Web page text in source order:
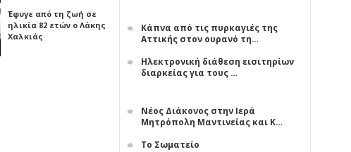
Έφυγε από τη ζωή σε
ηλικία 82 ετών ο Λάκης
Χαλκιάς
Κάπνα από τις πυρκαγιές της
Αττικής στον ουρανό τη…
Ηλεκτρονική διάθεση εισιτηρίων
διαρκείας για τους …
Νέος Διάκονος στην Ιερά
Μητρόπολη Μαντινείας και Κ…
Το Σωματείο